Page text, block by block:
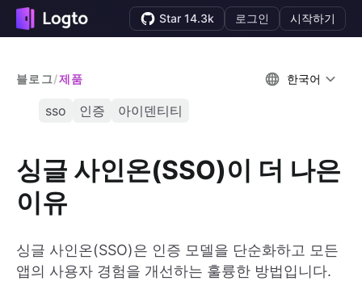
Star 14.3k 로그인 시작하기
블로그/제품 한국어
sso 인증 아이덴티티
싱글 사인온(SSO)이 더 나은
이유
싱글 사인온(SSO)은 인증 모델을 단순화하고 모든
앱의 사용자 경험을 개선하는 훌륭한 방법입니다.